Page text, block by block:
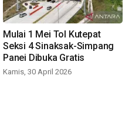
Mulai 1 Mei Tol Kutepat
Seksi 4 Sinaksak-Simpang
Panei Dibuka Gratis
Kamis, 30 April 2026